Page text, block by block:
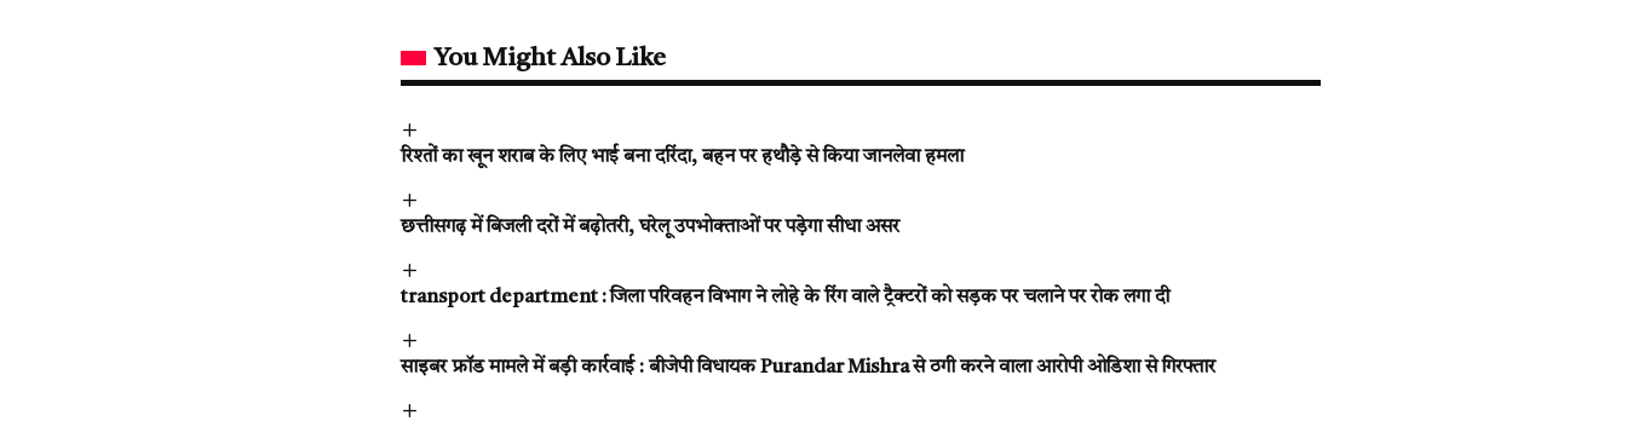
You Might Also Like
रिश्तों का खून शराब के लिए भाई बना दरिंदा, बहन पर हथौड़े से किया जानलेवा हमला
छत्तीसगढ़ में बिजली दरों में बढ़ोतरी, घरेलू उपभोक्ताओं पर पड़ेगा सीधा असर
transport department : जिला परिवहन विभाग ने लोहे के रिंग वाले ट्रैक्टरों को सड़क पर चलाने पर रोक लगा दी
साइबर फ्रॉड मामले में बड़ी कार्रवाई : बीजेपी विधायक Purandar Mishra से ठगी करने वाला आरोपी ओडिशा से गिरफ्तार